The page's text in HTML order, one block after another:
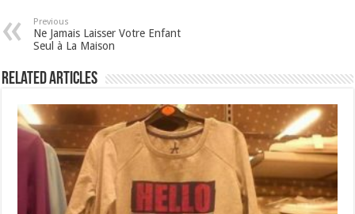
Previous
Ne Jamais Laisser Votre Enfant
Seul à La Maison
Related Articles